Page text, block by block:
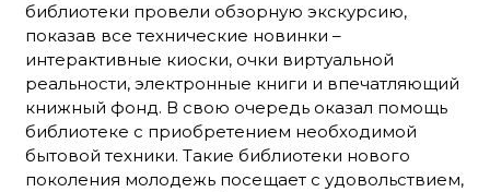
библиотеки провели обзорную экскурсию,
показав все технические новинки –
интерактивные киоски, очки виртуальной
реальности, электронные книги и впечатляющий
книжный фонд. В свою очередь оказал помощь
библиотеке с приобретением необходимой
бытовой техники. Такие библиотеки нового
поколения молодежь посещает с удовольствием,